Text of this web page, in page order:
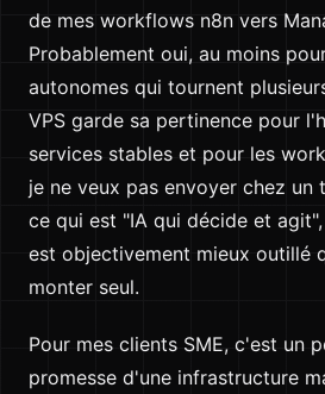
de mes workflows n8n vers
Probablement oui, au moins
autonomes qui tournent
VPS garde sa pertinence pour
services stables et pour les
je ne veux pas envoyer chez un
ce qui est "IA qui décide et
est objectivement mieux outillé
monter seul.
Pour mes clients SME, c'est un
promesse d'une infrastructure